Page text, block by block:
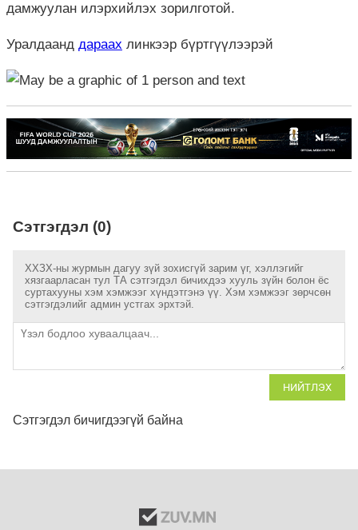
дамжуулан илэрхийлэх зорилготой.
Уралдаанд дараах линкээр бүртгүүлээрэй
Сэтгэгдэл (0)
ХХЗХ-ны журмын дагуу зүй зохисгүй зарим үг, хэллэгийг
хязгаарласан тул ТА сэтгэгдэл бичихдээ хууль зүйн болон ёс
суртахууны хэм хэмжээг хүндэтгэнэ үү. Хэм хэмжээг зөрчсөн
сэтгэгдэлийг админ устгах эрхтэй.
НИЙТЛЭХ
Сэтгэгдэл бичигдээгүй байна